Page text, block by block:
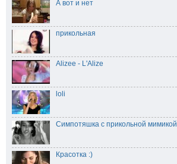
А вот и нет
прикольная
Alizee - L'Alize
loli
Симпотяшка с прикольной мимикой
Красотка :)